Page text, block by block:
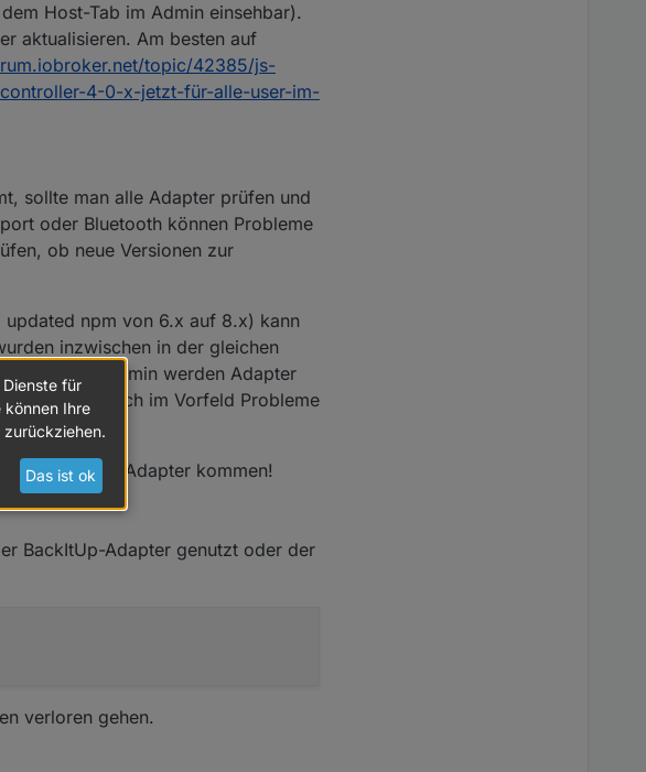
Host-Tab im Admin einsehbar).
aktualisieren. Am besten auf
topic/42385/js-
4-0-x-jetzt-für-alle-user-im-
sollte man alle Adapter prüfen und
oder Bluetooth können Probleme
ob neue Versionen zur
npm von 6.x auf 8.x) kann
inzwischen in der gleichen
Im Admin werden Adapter
Das hilft auch im Vorfeld Probleme
update der Adapter kommen!
BackItUp-Adapter genutzt oder der
verloren gehen.
für
können Ihre
Das ist ok